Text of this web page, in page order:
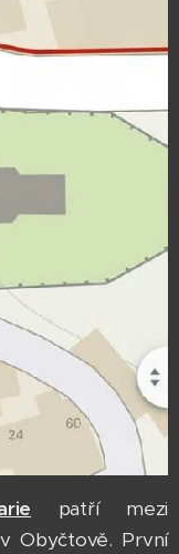
patří mezi
Obyčtově. První